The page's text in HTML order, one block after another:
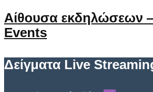
Αίθουσα εκδηλώσεων
Events
Δείγματα Live